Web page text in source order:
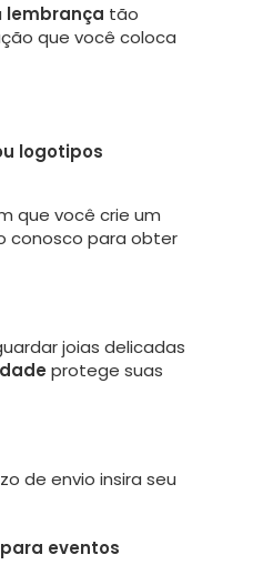
lembrança tão
que você coloca
logotipos
que você crie um
conosco para obter
joias delicadas
protege suas
de envio insira seu
eventos